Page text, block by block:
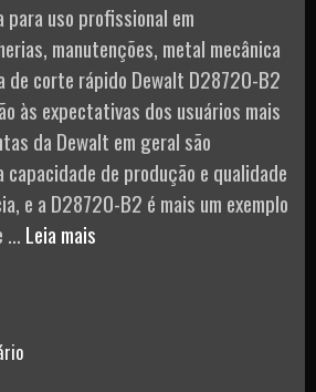
para uso profissional em
manutenções, metal mecânica
de corte rápido Dewalt D28720-B2
às expectativas dos usuários mais
da Dewalt em geral são
de produção e qualidade
e a D28720-B2 é mais um exemplo
… Leia mais